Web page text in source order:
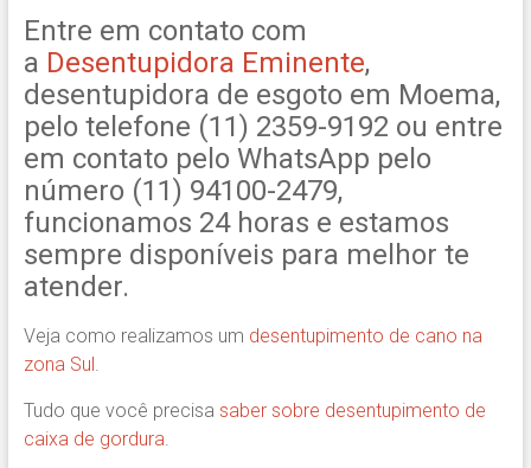
Entre em contato com
a Desentupidora Eminente,
desentupidora de esgoto em Moema,
pelo telefone (11) 2359-9192 ou entre
em contato pelo WhatsApp pelo
número (11) 94100-2479,
funcionamos 24 horas e estamos
sempre disponíveis para melhor te
atender.
Veja como realizamos um desentupimento de cano na
zona Sul .
Tudo que você precisa saber sobre desentupimento de
caixa de gordura.